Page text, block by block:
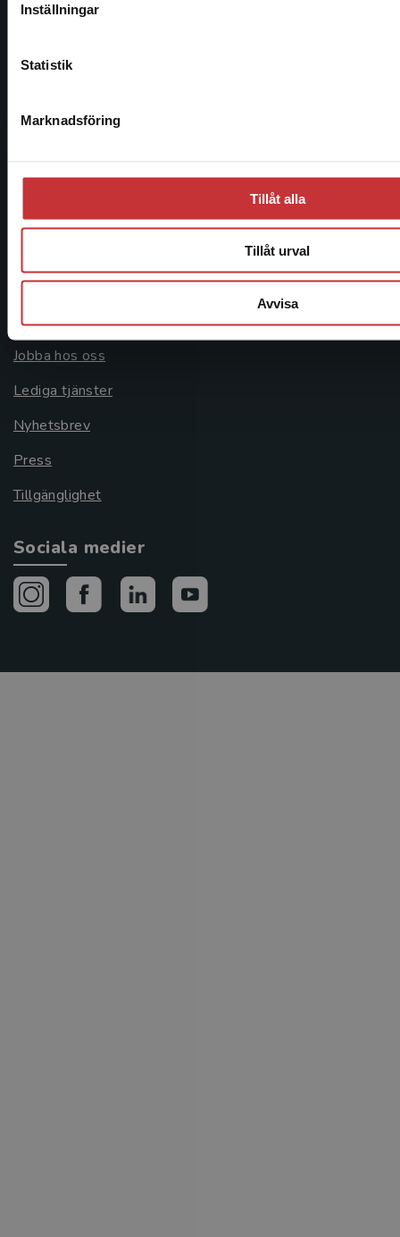
Inställningar
Statistik
Marknadsföring
Tillåt alla
Tillåt urval
Avvisa
Frågor och svar
Om oss
Avtal och rättigheter
Cookieinställningar
GDPR och personuppgifter
Jobba hos oss
Lediga tjänster
Nyhetsbrev
Press
Tillgänglighet
Sociala medier